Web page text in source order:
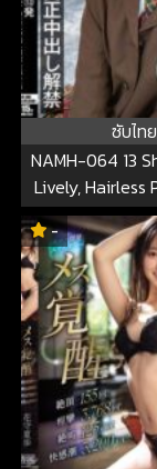
ซับไทย
NAMH-064 13
Lively, Hairless
Time Ever
Intercourse
Natsuho
-